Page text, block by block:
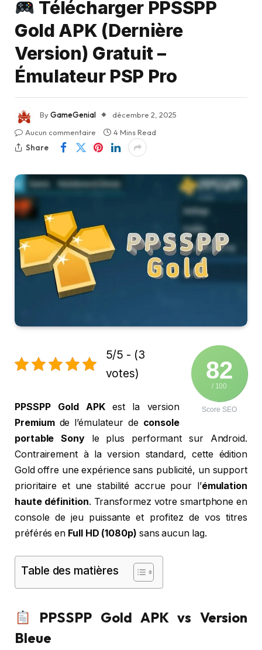
Télécharger PPSSPP
Gold APK (Dernière
Version) Gratuit –
Émulateur PSP Pro
ByGameGenial
décembre 2, 2025
Aucun commentaire
4 Mins Read
Share
82
/ 100
Score SEO
5/5 - (3
votes)
PPSSPP Gold APKest la version
Premiumde l’émulateur de console
portable Sonyle plus performant sur Android.
Contrairement à la version standard, cette édition
Gold offre une expérience sans publicité, un support
prioritaire et une stabilité accrue pour l’émulation
haute définition. Transformez votre smartphone en
console de jeu puissante et profitez de vos titres
préférés en Full HD (1080p) sans aucun lag.
Table des matières
PPSSPP Gold APK vs Version
Bleue